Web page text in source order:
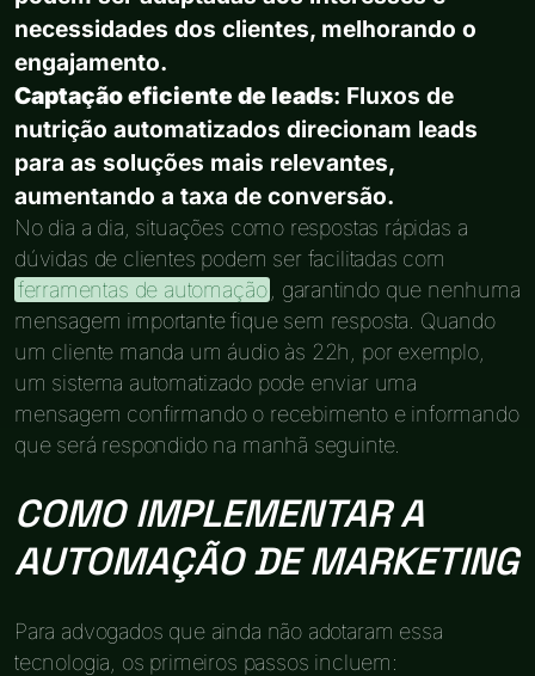
necessidades dos clientes, melhorando o
engajamento.
Captação eficiente de leads: Fluxos de
nutrição automatizados direcionam leads
para as soluções mais relevantes,
aumentando a taxa de conversão.
No dia a dia, situações como respostas rápidas a
dúvidas de clientes podem ser facilitadas com
ferramentas de automação
, garantindo que nenhuma
mensagem importante fique sem resposta. Quando
um cliente manda um áudio às 22h, por exemplo,
um sistema automatizado pode enviar uma
mensagem confirmando o recebimento e informando
que será respondido na manhã seguinte.
COMO IMPLEMENTAR A
AUTOMAÇÃO DE MARKETING
Para advogados que ainda não adotaram essa
tecnologia, os primeiros passos incluem: